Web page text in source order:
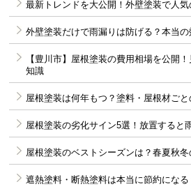
最新トレンドを大公開！外壁塗装で人気
外壁塗装だけで雨漏りは防げる？本当
【豊川市】屋根塗装の費用相場を公開
知識
屋根塗装は何年もつ？塗料・屋根材ご
屋根塗装の劣化サイン5選！放置すると
屋根塗装のベストシーズンは？春夏秋
遮熱塗料・断熱塗料は本当に節約にな